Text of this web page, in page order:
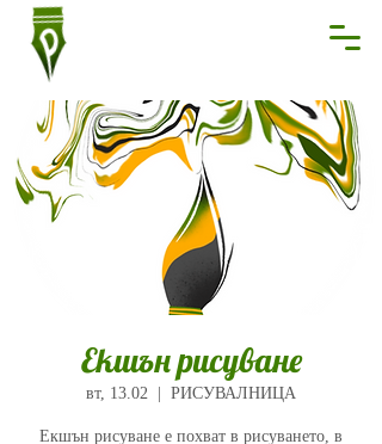
Екшън рисуване
вт, 13.02 РИСУВАЛНИЦА
Екшън рисуване е похват в рисуването, в